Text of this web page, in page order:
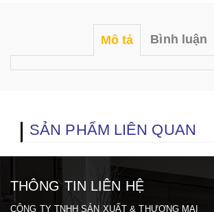
Mô tả Bình luận
SẢN PHẨM LIÊN QUAN
THÔNG TIN LIÊN HỆ
CÔNG TY TNHH SẢN XUẤT & THƯƠNG MẠI